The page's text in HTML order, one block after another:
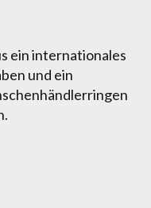
ein internationales
und ein